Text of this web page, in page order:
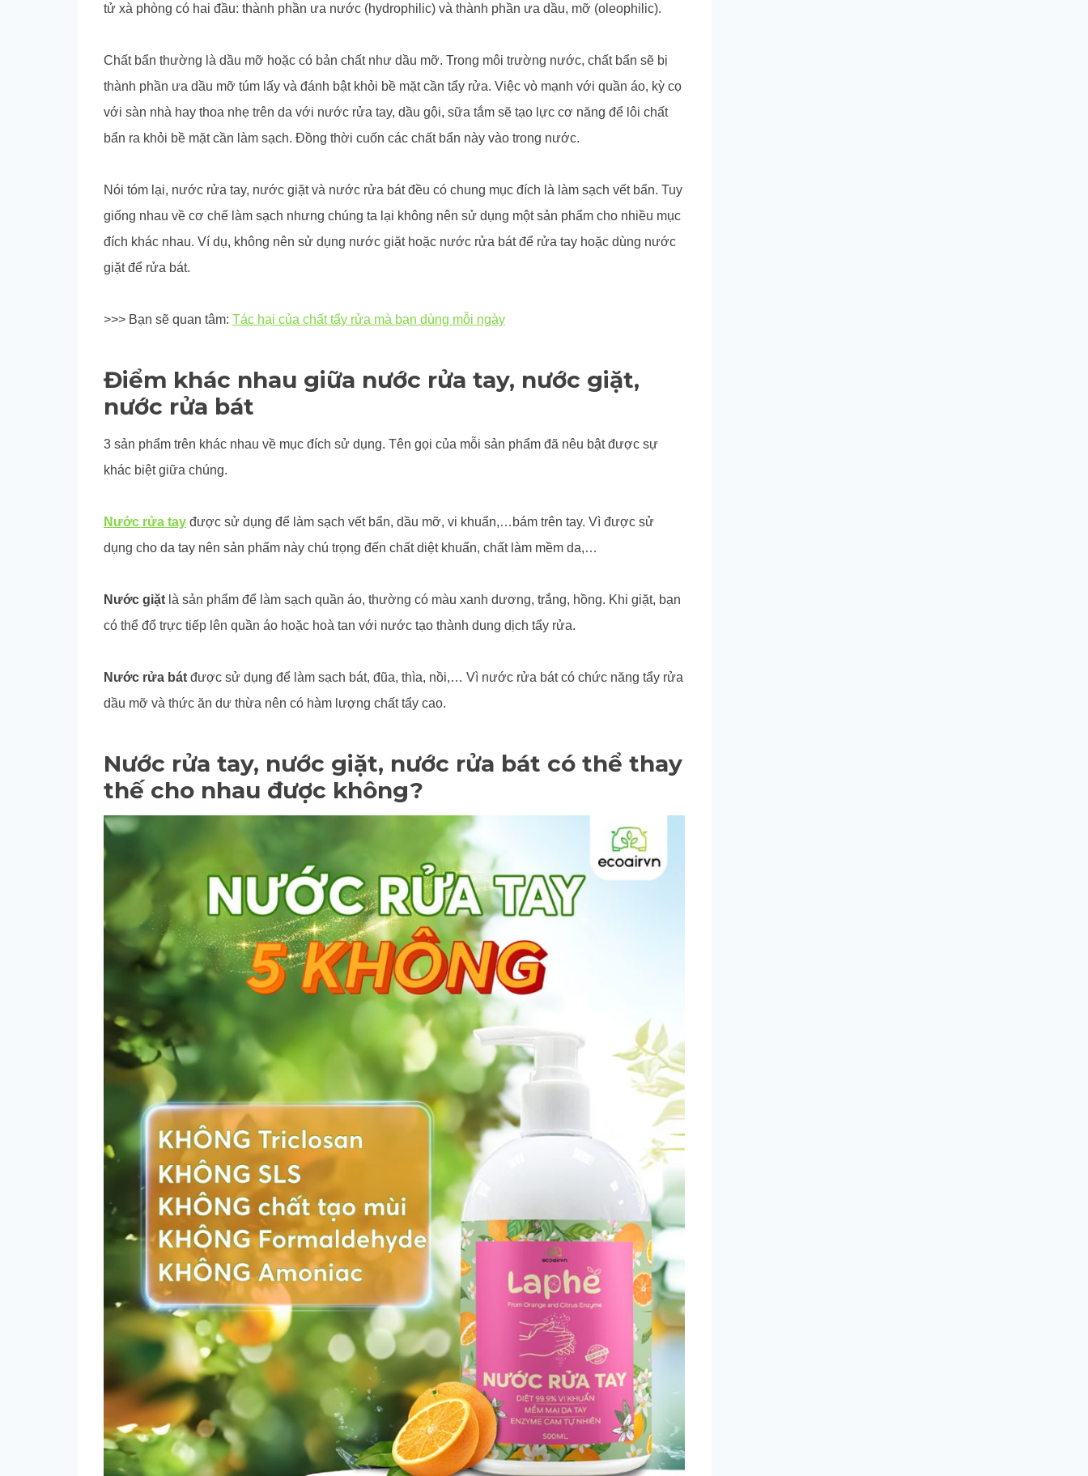
tử xà phòng có hai đầu: thành phần ưa nước (hydrophilic) và thành phần ưa dầu, mỡ (oleophilic).
Chất bẩn thường là dầu mỡ hoặc có bản chất như dầu mỡ. Trong môi trường nước, chất bẩn sẽ bị
thành phần ưa dầu mỡ túm lấy và đánh bật khỏi bề mặt cần tẩy rửa. Việc vò mạnh với quần áo, kỳ cọ
với sàn nhà hay thoa nhẹ trên da với nước rửa tay, dầu gội, sữa tắm sẽ tạo lực cơ năng để lôi chất
bẩn ra khỏi bề mặt cần làm sạch. Đồng thời cuốn các chất bẩn này vào trong nước.
Nói tóm lại, nước rửa tay, nước giặt và nước rửa bát đều có chung mục đích là làm sạch vết bẩn. Tuy
giống nhau về cơ chế làm sạch nhưng chúng ta lại không nên sử dụng một sản phẩm cho nhiều mục
đích khác nhau. Ví dụ, không nên sử dụng nước giặt hoặc nước rửa bát để rửa tay hoặc dùng nước
giặt để rửa bát.
>>> Bạn sẽ quan tâm: Tác hại của chất tẩy rửa mà bạn dùng mỗi ngày
Điểm khác nhau giữa nước rửa tay, nước giặt,
nước rửa bát
3 sản phẩm trên khác nhau về mục đích sử dụng. Tên gọi của mỗi sản phẩm đã nêu bật được sự
khác biệt giữa chúng.
Nước rửa tay được sử dụng để làm sạch vết bẩn, dầu mỡ, vi khuẩn,…bám trên tay. Vì được sử
dụng cho da tay nên sản phẩm này chú trọng đến chất diệt khuẩn, chất làm mềm da,…
Nước giặt là sản phẩm để làm sạch quần áo, thường có màu xanh dương, trắng, hồng. Khi giặt, bạn
có thể đổ trực tiếp lên quần áo hoặc hoà tan với nước tạo thành dung dịch tẩy rửa.
Nước rửa bát được sử dụng để làm sạch bát, đũa, thìa, nồi,… Vì nước rửa bát có chức năng tẩy rửa
dầu mỡ và thức ăn dư thừa nên có hàm lượng chất tẩy cao.
Nước rửa tay, nước giặt, nước rửa bát có thể thay
thế cho nhau được không?